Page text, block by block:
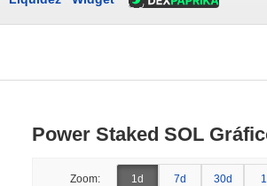
Power Staked SOL
Zoom: 1d 7d 30d